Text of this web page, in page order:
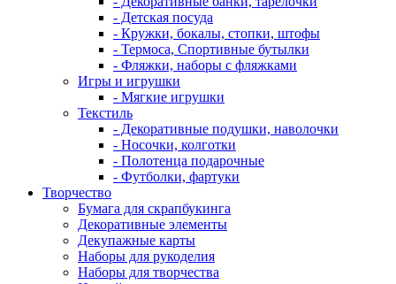
- Детская посуда
- Кружки, бокалы, стопки, штофы
- Термоса, Спортивные бутылки
- Фляжки, наборы с фляжками
Игры и игрушки
- Мягкие игрушки
Текстиль
- Декоративные подушки, наволочки
- Носочки, колготки
- Полотенца подарочные
- Футболки, фартуки
Творчество
Бумага для скрапбукинга
Декоративные элементы
Декупажные карты
Наборы для рукоделия
Наборы для творчества